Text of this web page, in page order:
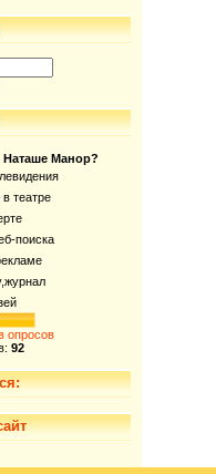
Наташе Манор?
театре
поиска
опросов
92